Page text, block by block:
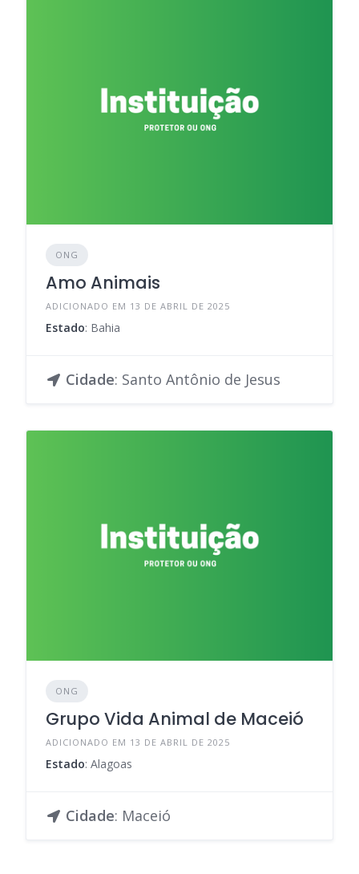
ONG
Amo Animais
ADICIONADO EM 13 DE ABRIL DE 2025
Estado: Bahia
Cidade: Santo Antônio de Jesus
ONG
Grupo Vida Animal de Maceió
ADICIONADO EM 13 DE ABRIL DE 2025
Estado: Alagoas
Cidade: Maceió